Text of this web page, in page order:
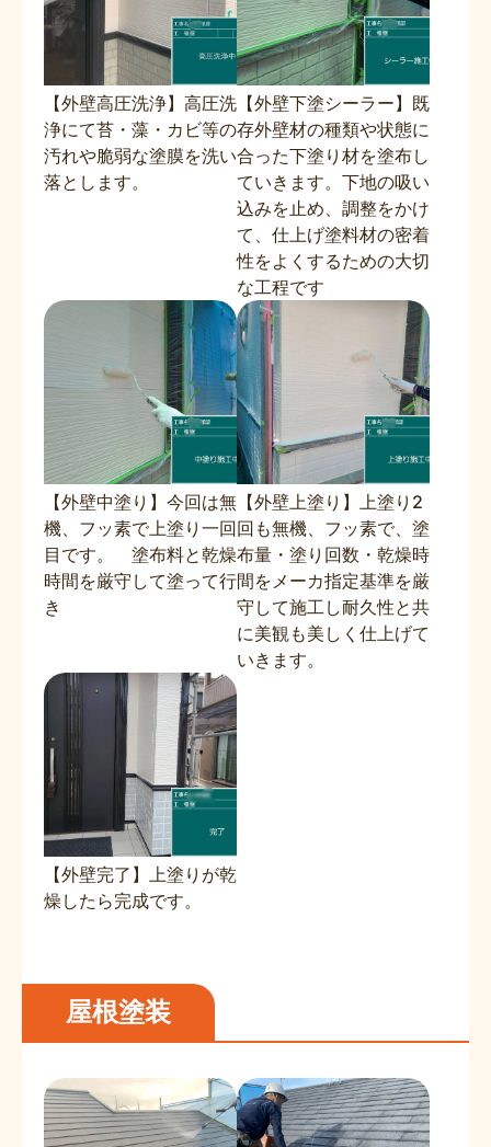
【外壁高圧洗浄】高圧洗
浄にて苔・藻・カビ等の
汚れや脆弱な塗膜を洗い
落とします。
【外壁下塗シーラー】既
存外壁材の種類や状態に
合った下塗り材を塗布し
ていきます。下地の吸い
込みを止め、調整をかけ
て、仕上げ塗料材の密着
性をよくするための大切
な工程です
【外壁中塗り】今回は無
機、フッ素で上塗り一回
目です。 塗布料と乾燥
時間を厳守して塗って行
き
【外壁上塗り】上塗り2
回も無機、フッ素で、塗
布量・塗り回数・乾燥時
間をメーカ指定基準を厳
守して施工し耐久性と共
に美観も美しく仕上げて
いきます。
【外壁完了】上塗りが乾
燥したら完成です。
屋根塗装